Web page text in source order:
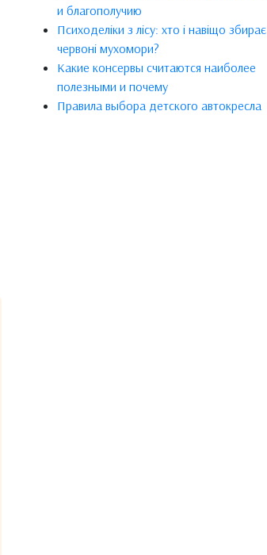
и благополучию
Психоделіки з лісу: хто і навіщо збирає
червоні мухомори?
Какие консервы считаются наиболее
полезными и почему
Правила выбора детского автокресла